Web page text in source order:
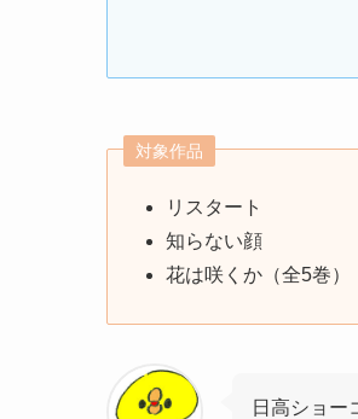
対象作品
リスタート
知らない顔
花は咲くか（全5巻）
日高ショー